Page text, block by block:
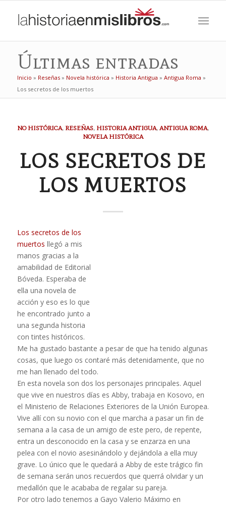
Últimas entradas
Inicio » Reseñas» Novela histórica » Historia Antigua » Antigua Roma »
Los secretos de los muertos
NO HISTÓRICA, RESEÑAS, HISTORIA ANTIGUA, ANTIGUA ROMA,
NOVELA HISTÓRICA
LOS SECRETOS DE
LOS MUERTOS
Los secretos de los
muertos llegó a mis
manos gracias a la
amabilidad de Editorial
Bóveda. Esperaba de
ella una novela de
acción y eso es lo que
he encontrado junto a
una segunda historia
con tintes históricos.
Me ha gustado bastante a pesar de que ha tenido algunas
cosas, que luego os contaré más detenidamente, que no
me han llenado del todo.
En esta novela son dos los personajes principales. Aquel
que vive en nuestros días es Abby, trabaja en Kosovo, en
el Ministerio de Relaciones Exteriores de la Unión Europea.
Vive allí con su novio con el que marcha a pasar un fin de
semana a la casa de un amigo de este pero, de repente,
entra un desconocido en la casa y se enzarza en una
pelea con el novio asesinándolo y dejándola a ella muy
grave. Lo único que le quedará a Abby de este trágico fin
de semana serán unos recuerdos que querrá olvidar y un
medallón que le acababa de regalar su pareja.
Por otro lado tenemos a Gayo Valerio Máximo en